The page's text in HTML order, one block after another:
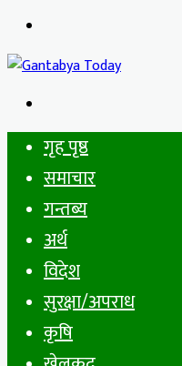
for
गृह पृष्ठ
समाचार
गन्तब्य
अर्थ
विदेश
सुरक्षा/अपराध
कृषि